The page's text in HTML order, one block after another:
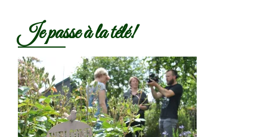
Je passe à la télé!